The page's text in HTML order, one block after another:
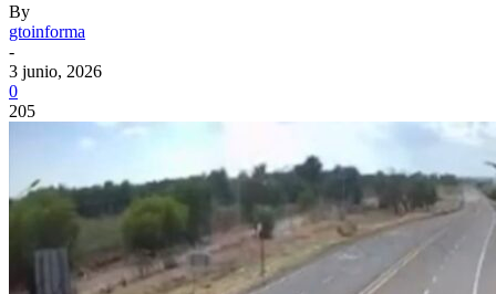
By
gtoinforma
-
3 junio, 2026
0
205